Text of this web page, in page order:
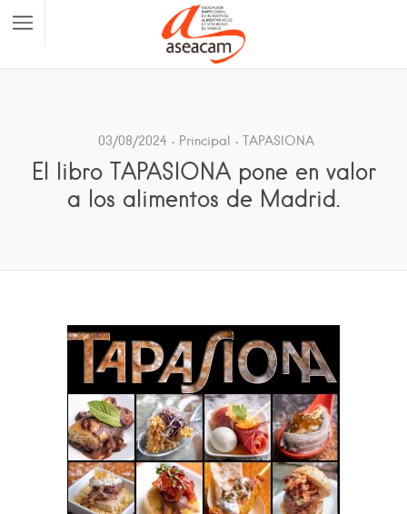
03/08/2024 Principal TAPASIONA
El libro TAPASIONA pone en valor
a los alimentos de Madrid.